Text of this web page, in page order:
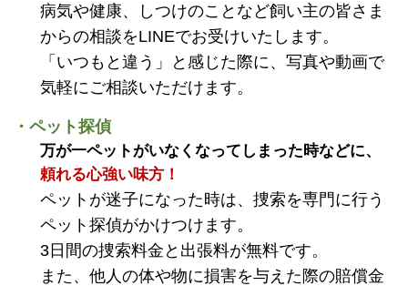
病気や健康、しつけのことなど飼い主の皆さま
からの相談をLINEでお受けいたします。
「いつもと違う」と感じた際に、写真や動画で
気軽にご相談いただけます。
・ペット探偵
万が一ペットがいなくなってしまった時などに、
頼れる心強い味方！
ペットが迷子になった時は、捜索を専門に行う
ペット探偵がかけつけます。
3日間の捜索料金と出張料が無料です。
また、他人の体や物に損害を与えた際の賠償金